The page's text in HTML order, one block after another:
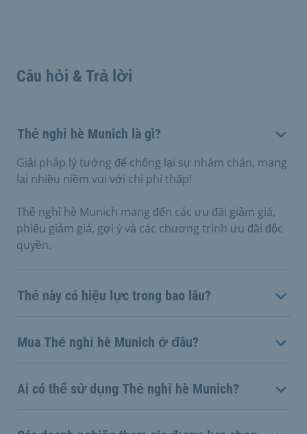
Câu hỏi & Trả lời
Thẻ nghỉ hè Munich là gì?
Giải pháp lý tưởng để chống lại sự nhàm chán, mang
lại nhiều niềm vui với chi phí thấp!
Thẻ nghỉ hè Munich mang đến các ưu đãi giảm giá,
phiếu giảm giá, gợi ý và các chương trình ưu đãi độc
quyền.
Thẻ này có hiệu lực trong bao lâu?
Mua Thẻ nghỉ hè Munich ở đâu?
Ai có thể sử dụng Thẻ nghỉ hè Munich?